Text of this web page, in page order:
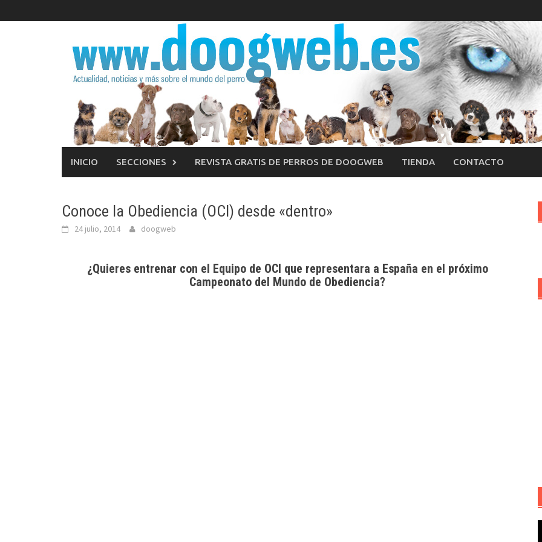
al
INICIO SECCIONES REVISTA GRATIS DE PERROS DE DOOGWEB TIENDA CONTACTO
Conoce la Obediencia (OCI) desde «dentro»
24 julio, 2014 doogweb
¿Quieres entrenar con el Equipo de OCI que representara a España en el próximo
Campeonato del Mundo de Obediencia?